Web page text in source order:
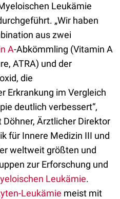
Leukämie
„Wir haben
aus zwei
A-Abkömmling (Vitamin A
ATRA) und der
die
Erkrankung im Vergleich
deutlich verbessert“,
Ärztlicher Direktor
für Innere Medizin III und
weltweit größten und
zur Erforschung und
Leukämie.
Leukämie meist mit